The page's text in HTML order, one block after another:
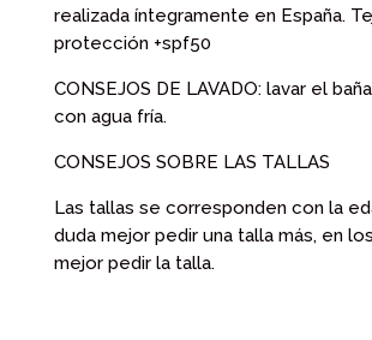
realizada íntegramente en España.
protección +spf50
CONSEJOS DE LAVADO: lavar el
con agua fría.
CONSEJOS SOBRE LAS TALLAS
Las tallas se corresponden con la
duda mejor pedir una talla más, en
mejor pedir la talla.